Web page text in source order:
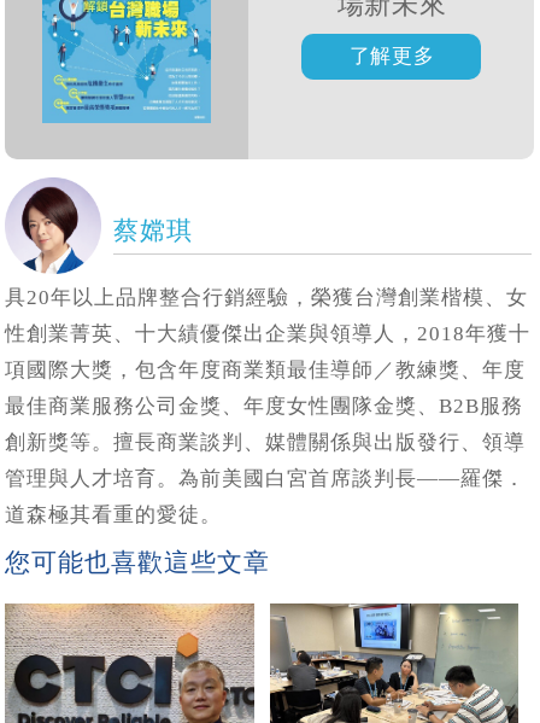
蔡嫦琪
具20年以上品牌整合行銷經驗，榮獲台灣創業楷模、女
性創業菁英、十大績優傑出企業與領導人，2018年獲十
項國際大獎，包含年度商業類最佳導師／教練獎、年度
最佳商業服務公司金獎、年度女性團隊金獎、B2B服務
創新獎等。擅長商業談判、媒體關係與出版發行、領導
管理與人才培育。為前美國白宮首席談判長——羅傑．
道森極其看重的愛徒。
您可能也喜歡這些文章